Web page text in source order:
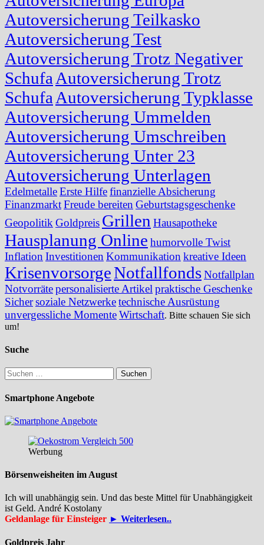
Autoversicherung Teilkasko
Autoversicherung Test
Autoversicherung Trotz Negativer
Schufa Autoversicherung Trotz
Schufa Autoversicherung Typklasse
Autoversicherung Ummelden
Autoversicherung Umschreiben
Autoversicherung Unter 23
Autoversicherung Unterlagen
EdelmetalleErste Hilfefinanzielle Absicherung
FinanzmarktFreude bereiten Geburtstagsgeschenke
Geopolitik Goldpreis Grillen Hausapotheke
Hausplanung Online humorvolle Twist
Inflation Investitionen Kommunikation kreative Ideen
KrisenvorsorgeNotfallfondsNotfallplan
Notvorrätepersonalisierte Artikel praktische Geschenke
Sichersoziale Netzwerketechnische Ausrüstung
unvergessliche MomenteWirtschaft. Bitte schauen Sie sich
um!
Suche
Suchen
nach:
Smartphone Angebote
Werbung
Börsenweisheiten im August
Ich will unabhängig sein. Und das beste Mittel für Unabhängigkeit
ist Geld. André Kostolany
Geldanlage für Einsteiger ► Weiterlesen..
Goldpreis Jahr